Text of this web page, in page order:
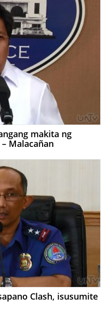
makita ng
Malacañan
Clash, isusumite